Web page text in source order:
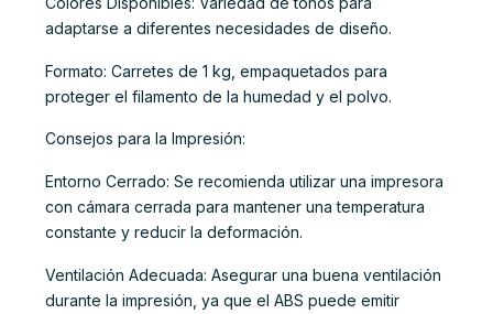
adaptarse a diferentes necesidades de diseño.
Formato: Carretes de 1 kg, empaquetados para
proteger el filamento de la humedad y el polvo.
Consejos para la Impresión:
Entorno Cerrado: Se recomienda utilizar una impresora
con cámara cerrada para mantener una temperatura
constante y reducir la deformación.
Ventilación Adecuada: Asegurar una buena ventilación
durante la impresión, ya que el ABS puede emitir